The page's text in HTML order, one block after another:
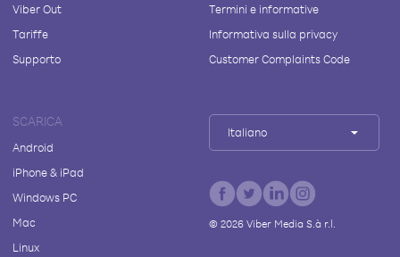
Viber Out
Tariffe
Supporto
Termini e informative
Informativa sulla privacy
Customer Complaints Code
SCARICA
Android
iPhone & iPad
Windows PC
Mac
Linux
Italiano
© 2026Viber Media S.à r.l.